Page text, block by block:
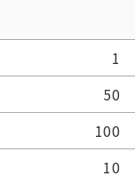
1
50
100
10